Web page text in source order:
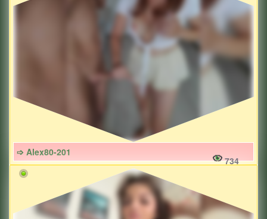
➩ Alex80-201
734